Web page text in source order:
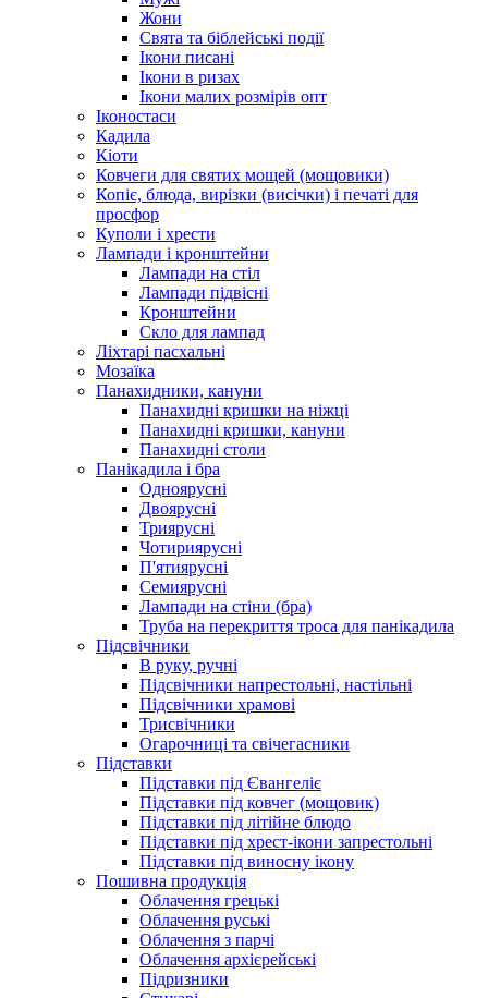
Жони
Свята та біблейські події
Ікони писані
Ікони в ризах
Ікони малих розмірів опт
Іконостаси
Кадила
Кіоти
Ковчеги для святих мощей (мощовики)
Копіє, блюда, вирізки (висічки) і печаті для
просфор
Куполи і хрести
Лампади і кронштейни
Лампади на стіл
Лампади підвісні
Кронштейни
Скло для лампад
Ліхтарі пасхальні
Мозаїка
Панахидники, кануни
Панахидні кришки на ніжці
Панахидні кришки, кануни
Панахидні столи
Панікадила і бра
Одноярусні
Двоярусні
Триярусні
Чотириярусні
П'ятиярусні
Семиярусні
Лампади на стіни (бра)
Труба на перекриття троса для панікадила
Підсвічники
В руку, ручні
Підсвічники напрестольні, настільні
Підсвічники храмові
Трисвічники
Огарочниці та свічегасники
Підставки
Підставки під Євангеліє
Підставки під ковчег (мощовик)
Підставки під літійне блюдо
Підставки під хрест-ікони запрестольні
Підставки під виносну ікону
Пошивна продукція
Облачення грецькі
Облачення руські
Облачення з парчі
Облачення архієрейські
Підризники